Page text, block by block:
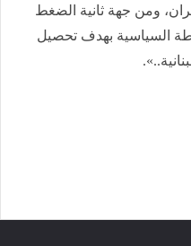
ومن جهة ثانية الضغط
السياسية بهدف تحصيل